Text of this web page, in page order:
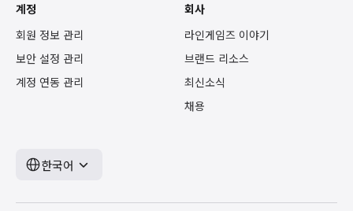
계정
회원 정보 관리
보안 설정 관리
계정 연동 관리
회사
라인게임즈 이야기
브랜드 리소스
최신소식
채용
한국어